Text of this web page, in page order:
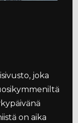
joka
on aika